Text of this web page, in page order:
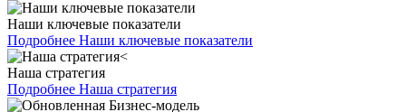
Наши ключевые показатели
Подробнее Наши ключевые показатели
Наша стратегия
Подробнее Наша стратегия